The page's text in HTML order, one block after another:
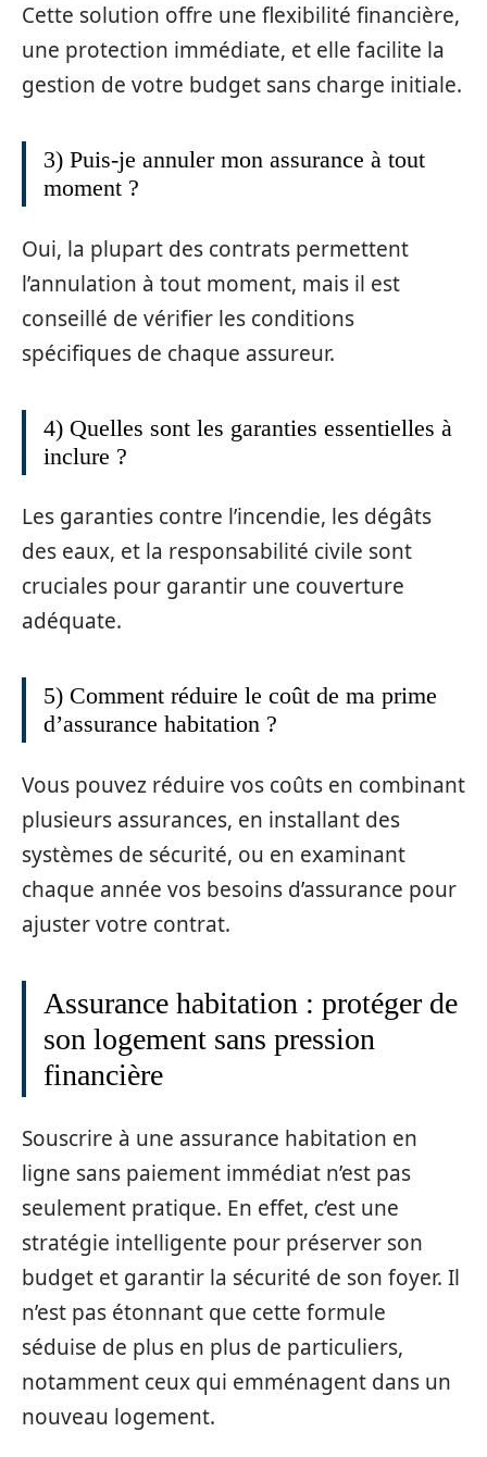
Cette solution offre une flexibilité financière,
une protection immédiate, et elle facilite la
gestion de votre budget sans charge initiale.
3) Puis-je annuler mon assurance à tout
moment ?
Oui, la plupart des contrats permettent
l’annulation à tout moment, mais il est
conseillé de vérifier les conditions
spécifiques de chaque assureur.
4) Quelles sont les garanties essentielles à
inclure ?
Les garanties contre l’incendie, les dégâts
des eaux, et la responsabilité civile sont
cruciales pour garantir une couverture
adéquate.
5) Comment réduire le coût de ma prime
d’assurance habitation ?
Vous pouvez réduire vos coûts en combinant
plusieurs assurances, en installant des
systèmes de sécurité, ou en examinant
chaque année vos besoins d’assurance pour
ajuster votre contrat.
Assurance habitation : protéger de
son logement sans pression
financière
Souscrire à une assurance habitation en
ligne sans paiement immédiat n’est pas
seulement pratique. En effet, c’est une
stratégie intelligente pour préserver son
budget et garantir la sécurité de son foyer. Il
n’est pas étonnant que cette formule
séduise de plus en plus de particuliers,
notamment ceux qui emménagent dans un
nouveau logement.